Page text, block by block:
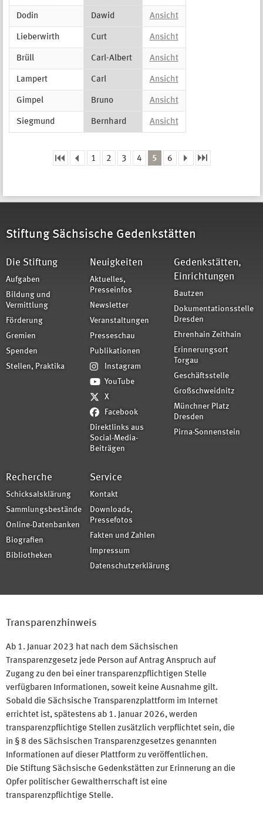
Dodin Dawid Ansicht
Lieberwirth Curt Ansicht
Brüll Carl-Albert Ansicht
Lampert Carl Ansicht
Gimpel Bruno Ansicht
Siegmund Bernhard Ansicht
1 2 3 4 5 6
Stiftung Sächsische Gedenkstätten
Die Stiftung
Aufgaben
Bildung und
Vermittlung
Förderung
Gremien
Spenden
Stellen, Praktika
Neuigkeiten
Aktuelles,
Presseinfos
Newsletter
Veranstaltungen
Presseschau
Publikationen
Instagram
YouTube
X
Facebook
Direktlinks aus
Social-Media-
Beiträgen
Gedenkstätten,
Einrichtungen
Bautzen
Dokumentationsstelle
Dresden
Ehrenhain Zeithain
Erinnerungsort
Torgau
Geschäftsstelle
Großschweidnitz
Münchner Platz
Dresden
Pirna-Sonnenstein
Recherche
Schicksalsklärung
Sammlungsbestände
Online-Datenbanken
Biografien
Bibliotheken
Service
Kontakt
Downloads,
Pressefotos
Fakten und Zahlen
Impressum
Datenschutzerklärung
Transparenzhinweis
Ab 1. Januar 2023 hat nach dem Sächsischen
Transparenzgesetz jede Person auf Antrag Anspruch auf
Zugang zu den bei einer transparenzpflichtigen Stelle
verfügbaren Informationen, soweit keine Ausnahme gilt.
Sobald die Sächsische Transparenzplattform im Internet
errichtet ist, spätestens ab 1. Januar 2026, werden
transparenzpflichtige Stellen zusätzlich verpflichtet sein, die
in § 8 des Sächsischen Transparenzgesetzes genannten
Informationen auf dieser Plattform zu veröffentlichen.
Die Stiftung Sächsische Gedenkstätten zur Erinnerung an die
Opfer politischer Gewaltherrschaft ist eine
transparenzpflichtige Stelle.